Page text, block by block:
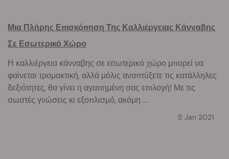
Μια Πλήρης Επισκόπηση Της Καλλιέργειας Κάνναβης
Σε Εσωτερικό Χώρο
Η καλλιέργεια κάνναβης σε εσωτερικό χώρο μπορεί να
φαίνεται τρομακτική, αλλά μόλις αναπτύξετε τις κατάλληλες
δεξιότητες, θα γίνει η αγαπημένη σας επιλογή! Με τις
σωστές γνώσεις κι εξοπλισμό, ακόμη ...
5 Jan 2021